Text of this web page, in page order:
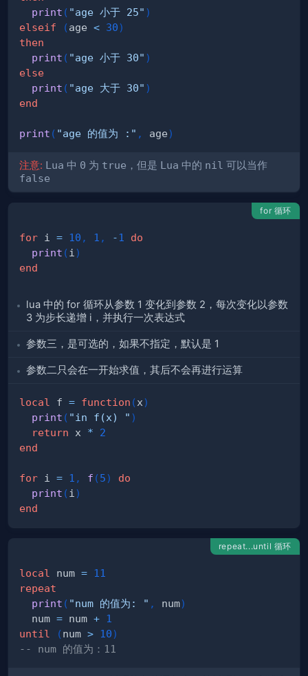
print ( "age 小于 25" )
elseif
(age < 30)
then
print ( "age 小于 30" )
else
print ( "age 大于 30" )
end
print ( "age 的值为 :" , age)
注意: Lua 中 0 为 true ，但是 Lua 中的 nil 可以当作
false
for 循环
for i = 10 , 1 , -1
do
print (i)
end
lua 中的 for 循环从参数 1 变化到参数 2，每次变化以参数
3 为步长递增 i，并执行一次表达式
参数三，是可选的，如果不指定，默认是 1
参数二只会在一开始求值，其后不会再进行运算
local f = function (x)
print ( "in f(x) " )
return x *
2
end
for i = 1 , f (5)
do
print (i)
end
repeat...until 循环
local num = 11
repeat
print ( "num 的值为: " , num)
  num
= num + 1
until
(num > 10)
-- num 的值为：11